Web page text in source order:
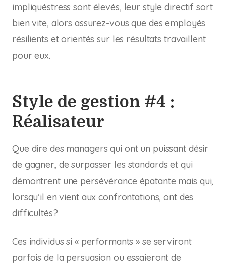
impliquéstress sont élevés, leur style directif sort
bien vite, alors assurez-vous que des employés
résilients et orientés sur les résultats travaillent
pour eux.
Style de gestion #4 :
Réalisateur
Que dire des managers qui ont un puissant désir
de gagner, de surpasser les standards et qui
démontrent une persévérance épatante mais qui,
lorsqu’il en vient aux confrontations, ont des
difficultés?
Ces individus si « performants » se serviront
parfois de la persuasion ou essaieront de